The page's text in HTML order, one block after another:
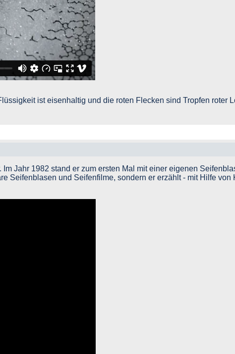
ist eisenhaltig und die roten Flecken sind Tropfen roter
Jahr 1982 stand er zum ersten Mal mit einer eigenen
Seifenblasen und Seifenfilme, sondern er erzählt - mit Hilfe